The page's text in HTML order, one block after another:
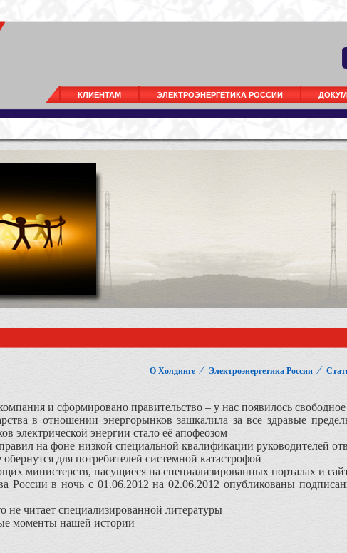
КЛИЕНТАМ ЭЛЕКТРОЭНЕРГЕТИКА РОССИИ
О Холдинге ⁄ Электроэнергетика России ⁄
и сформировано правительство – у нас появилось
в отношении энергорынков зашкалила за все здравые
электрической энергии стало её апофеозом
на фоне низкой специальной квалификации руководителей
для потребителей системной катастрофой
министерств, пасущиеся на специализированных порталах и
России в ночь с 01.06.2012 на 02.06.2012 опубликованы
читает специализированной литературы
моменты нашей истории